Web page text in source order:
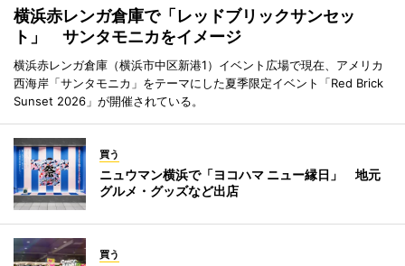
横浜赤レンガ倉庫で「レッドブリックサンセッ
ト」 サンタモニカをイメージ
横浜赤レンガ倉庫（横浜市中区新港1）イベント広場で現在、アメリカ
西海岸「サンタモニカ」をテーマにした夏季限定イベント「Red Brick
Sunset 2026」が開催されている。
買う
ニュウマン横浜で「ヨコハマ ニュー縁日」 地元
グルメ・グッズなど出店
買う